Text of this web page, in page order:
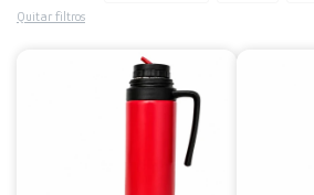
Quitar filtros
Accesorios para el hogar
Muebles Infantiles